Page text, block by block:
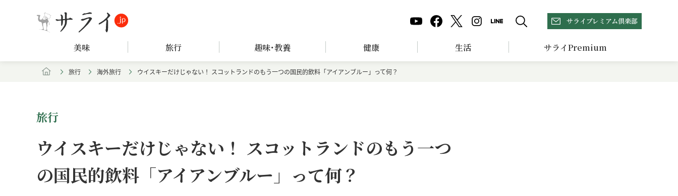
サライプレミアム倶楽部
美味 旅行 趣味･教養 健康 生活 サライPremium
旅行 海外旅行 ウイスキーだけじゃない！ スコットランドのもう一つの国民的飲料「アイアンブルー」って何？
旅行
ウイスキーだけじゃない！ スコットランドのもう一つ
の国民的飲料「アイアンブルー」って何？